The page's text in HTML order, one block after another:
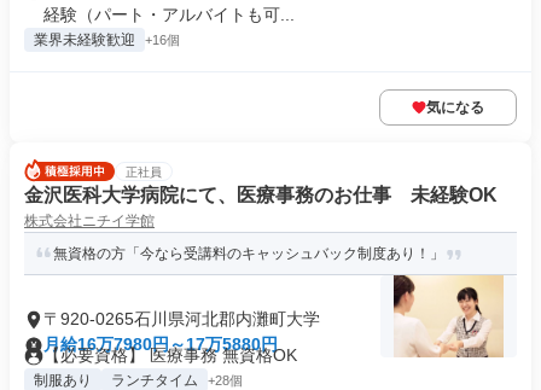
経験（パート・アルバイトも可...
業界未経験歓迎 +16個
気になる
正社員
金沢医科大学病院にて、医療事務のお仕事 未経験OK
株式会社ニチイ学館
無資格の方「今なら受講料のキャッシュバック制度あり！」
〒920-0265石川県河北郡内灘町大学
月給16万7980円～17万5880円
【必要資格】 医療事務 無資格OK
制服あり ランチタイム +28個